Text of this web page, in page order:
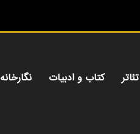
کتاب و ادبیات نگارخانه